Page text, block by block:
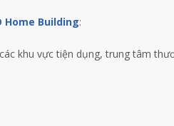
Home Building:
khu vực tiện dụng, trung tâm